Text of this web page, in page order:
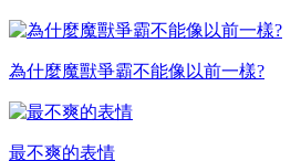
為什麼魔獸爭霸不能像以前一樣?
最不爽的表情